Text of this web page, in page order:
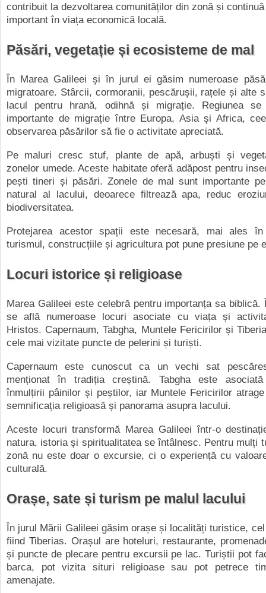
contribuit la dezvoltarea comunităților din zonă și
important în viața economică locală.
Păsări, vegetație și ecosisteme de mal
În Marea Galileei și în jurul ei găsim numeroase
migratoare. Stârcii, cormoranii, pescărușii, rațele și alte
lacul pentru hrană, odihnă și migrație. Regiunea
importante de migrație între Europa, Asia și Africa,
observarea păsărilor să fie o activitate apreciată.
Pe maluri cresc stuf, plante de apă, arbuști și
zonelor umede. Aceste habitate oferă adăpost pentru
pești tineri și păsări. Zonele de mal sunt importante
natural al lacului, deoarece filtrează apa, reduc
biodiversitatea.
Protejarea acestor spații este necesară, mai ales
turismul, construcțiile și agricultura pot pune presiune pe
Locuri istorice și religioase
Marea Galileei este celebră pentru importanța sa biblică.
se află numeroase locuri asociate cu viața și
Hristos. Capernaum, Tabgha, Muntele Fericirilor și
cele mai vizitate puncte de pelerini și turiști.
Capernaum este cunoscut ca un vechi sat
menționat în tradiția creștină. Tabgha este
înmulțirii pâinilor și peștilor, iar Muntele Fericirilor
semnificația religioasă și panorama asupra lacului.
Aceste locuri transformă Marea Galileei într-o
natura, istoria și spiritualitatea se întâlnesc. Pentru mulți
zonă nu este doar o excursie, ci o experiență cu
culturală.
Orașe, sate și turism pe malul lacului
În jurul Mării Galileei găsim orașe și localități turistice,
fiind Tiberias. Orașul are hoteluri, restaurante,
și puncte de plecare pentru excursii pe lac. Turiștii pot
barca, pot vizita situri religioase sau pot petrece
amenajate.